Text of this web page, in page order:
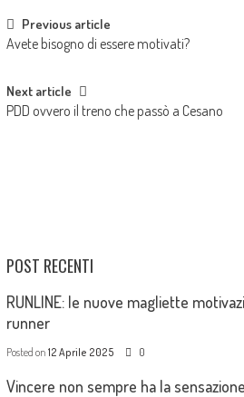
Previous article
Avete bisogno di essere motivati?
Next article
PDD ovvero il treno che passò a Cesano
POST RECENTI
RUNLINE: le nuove magliette
runner
Posted on 12 Aprile 2025 0
Vincere non sempre ha la